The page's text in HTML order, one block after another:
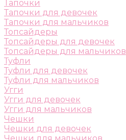
Тапочки
Тапочки для девочек
Тапочки для мальчиков
Топсайдеры
Топсайдеры для девочек
Топсайдеры для мальчиков
Туфли
Туфли для девочек
Туфли для мальчиков
Угги
Угги для девочек
Угги для мальчиков
Чешки
Чешки для девочек